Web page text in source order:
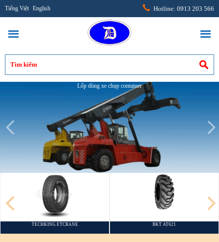
Tiếng Việt English Hotline: 0913 203 566
Lốp dùng xe chụp container
TECHKING ETCRANE BKT AT621